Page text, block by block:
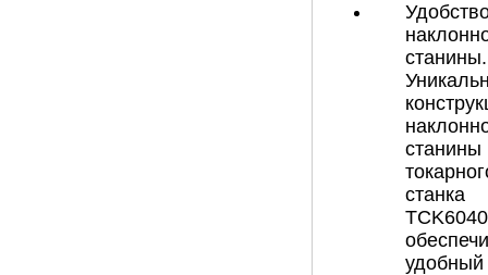
станины.
станины
станка
удобный